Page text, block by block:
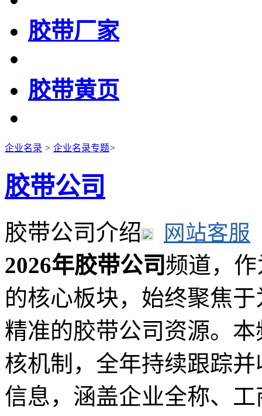
胶带厂家
胶带黄页
企业名录 > 企业名录专题>
胶带公司
胶带公司介绍 网站客服
2026年胶带公司频道，
的核心板块，始终聚焦
精准的胶带公司资源。
核机制，全年持续跟踪
信息，涵盖企业全称、